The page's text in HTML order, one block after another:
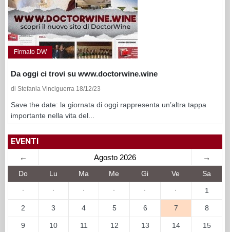
Firmato DW
Da oggi ci trovi su www.doctorwine.wine
di Stefania Vinciguerra 18/12/23
Save the date: la giornata di oggi rappresenta un’altra tappa
importante nella vita del...
EVENTI
← Agosto 2026 →
Do Lu Ma Me Gi Ve Sa
· · · · · · 1
2 3 4 5 6 7 8
9 10 11 12 13 14 15